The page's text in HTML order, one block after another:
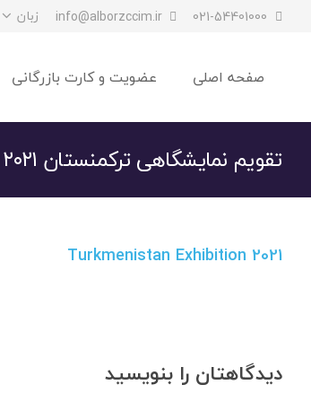
021-54401000
info@alborzccim.ir زبان
صفحه اصلی عضویت و کارت بازرگانی
تقویم نمایشگاهی ترکمنستان ۲۰۲۱
Turkmenistan Exhibition 2021
دیدگاهتان را بنویسید